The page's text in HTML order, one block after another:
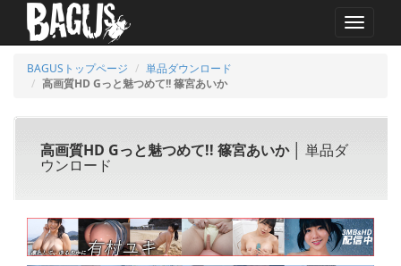
MENU
BAGUSトップページ
単品ダウンロード
高画質HD Gっと魅つめて!! 篠宮あいか
高画質HD Gっと魅つめて!! 篠宮あいか│ 単品ダ
ウンロード